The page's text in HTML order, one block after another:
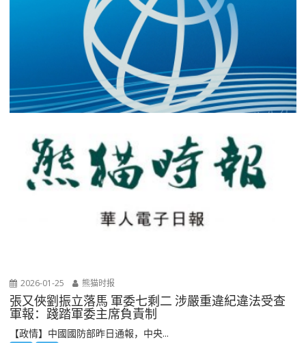
2026-01-25 熊猫时报
張又俠劉振立落馬 軍委七剩二 涉嚴重違紀違法受查
軍報：踐踏軍委主席負責制
【政情】中國國防部昨日通報，中央...